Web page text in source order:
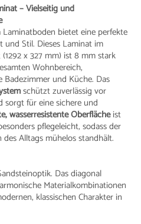
– Vielseitig und
Laminatboden bietet eine perfekte
Stil. Dieses Laminat im
x 327 mm) ist 8 mm stark
Wohnbereich,
und Küche. Das
schützt zuverlässig vor
sorgt für eine sichere und
wasserresistente Oberflächeist
pflegeleicht, sodass der
Alltags mühelos standhält.
Das diagonal
Materialkombinationen
klassischen Charakter in